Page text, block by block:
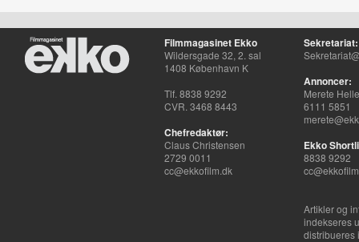
Filmmagasinet Ekko
Wildersgade 32, 2. sal
1408 København K
Tlf. 8838 9292
CVR. 3468 8443
Chefredaktør:
Claus Christensen
2729 0011
cc@ekkofilm.dk
Sekretariat:
Annoncer:
Merete
6111 5851
Ekko
8838 9292
Artikler og
indekseres
distribueres